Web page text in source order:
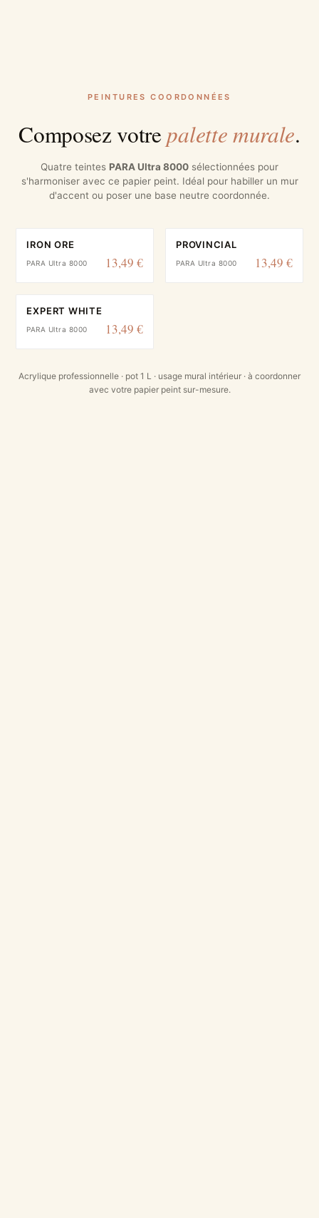
PEINTURES COORDONNÉES
Composez votrepalette murale.
Quatre teintes PARA Ultra 8000 sélectionnées pour
s'harmoniser avec ce papier peint. Idéal pour habiller un mur
d'accent ou poser une base neutre coordonnée.
IRON ORE
PARA Ultra 8000 13,49 €
PROVINCIAL
PARA Ultra 8000 13,49 €
EXPERT WHITE
PARA Ultra 8000 13,49 €
Acrylique professionnelle · pot 1 L · usage mural intérieur · à coordonner
avec votre papier peint sur-mesure.